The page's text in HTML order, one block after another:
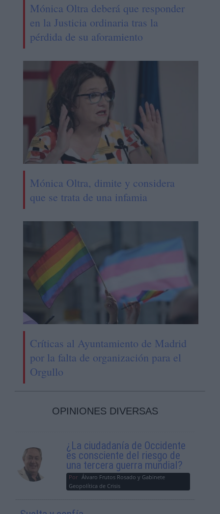
Mónica Oltra deberá que responder
en la Justicia ordinaria tras la
pérdida de su aforamiento
Mónica Oltra, dimite y considera
que se trata de una infamia
Críticas al Ayuntamiento de Madrid
por la falta de organización para el
Orgullo
OPINIONES DIVERSAS
¿La ciudadanía de Occidente
es consciente del riesgo de
una tercera guerra mundial?
Por Álvaro Frutos Rosado y Gabinete
Geopolítica de Crisis